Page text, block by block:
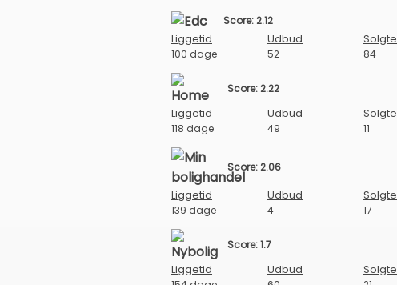
Score: 2.12
Liggetid Udbud Solgte
100 dage 52 84
Score: 2.22
Liggetid Udbud Solgte
118 dage 49 11
Score: 2.06
Liggetid Udbud Solgte
139 dage 4 17
Score: 1.7
Liggetid Udbud Solgte